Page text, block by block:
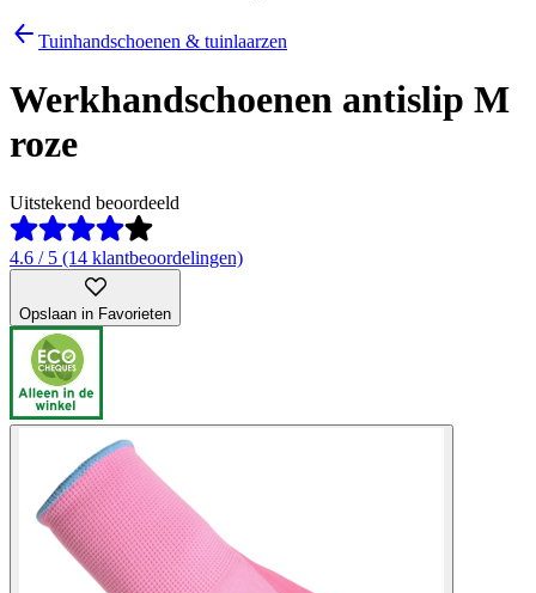
Tuinhandschoenen & tuinlaarzen
Werkhandschoenen antislip M
roze
Uitstekend beoordeeld
4.6 / 5 (14 klantbeoordelingen)
Opslaan in Favorieten